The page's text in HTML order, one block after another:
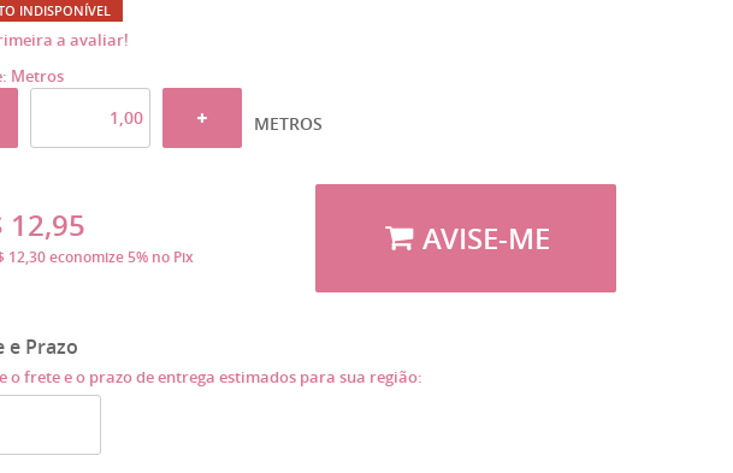
INDISPONÍVEL
a avaliar!
Metros
METROS
12,95
12,30economize5% no Pix AVISE-ME
e Prazo
o frete e o prazo de entrega estimados para sua região: